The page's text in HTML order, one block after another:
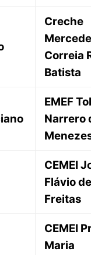
Creche
Correia
Batista
EMEF
Narrero
CEMEI
Flávio de
Freitas
CEMEI
Maria